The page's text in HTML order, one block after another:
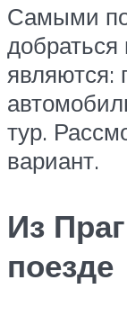
Самыми
являются:
тур.
вариант.
Из
поезде